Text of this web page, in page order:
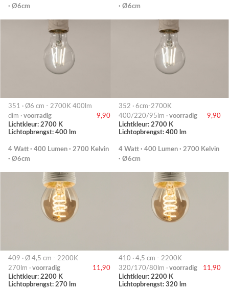
· Ø6cm
· Ø6cm
351 · Ø6 cm - 2700K 400lm
dim · voorradig
9,90
Lichtkleur: 2700 K
Lichtopbrengst: 400 lm
4 Watt · 400 Lumen · 2700 Kelvin
· Ø6cm
352 · 6cm-2700K
400/220/95lm · voorradig
9,90
Lichtkleur: 2700 K
Lichtopbrengst: 400 lm
4 Watt · 400 Lumen · 2700 Kelvin
· Ø6cm
409 · Ø 4,5 cm - 2200K
270lm · voorradig
11,90
Lichtkleur: 2200 K
Lichtopbrengst: 270 lm
410 · 4,5 cm - 2200K
320/170/80lm · voorradig
11,90
Lichtkleur: 2200 K
Lichtopbrengst: 320 lm